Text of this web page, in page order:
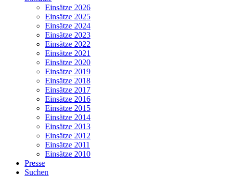
Einsätze 2026
Einsätze 2025
Einsätze 2024
Einsätze 2023
Einsätze 2022
Einsätze 2021
Einsätze 2020
Einsätze 2019
Einsätze 2018
Einsätze 2017
Einsätze 2016
Einsätze 2015
Einsätze 2014
Einsätze 2013
Einsätze 2012
Einsätze 2011
Einsätze 2010
Presse
Suchen